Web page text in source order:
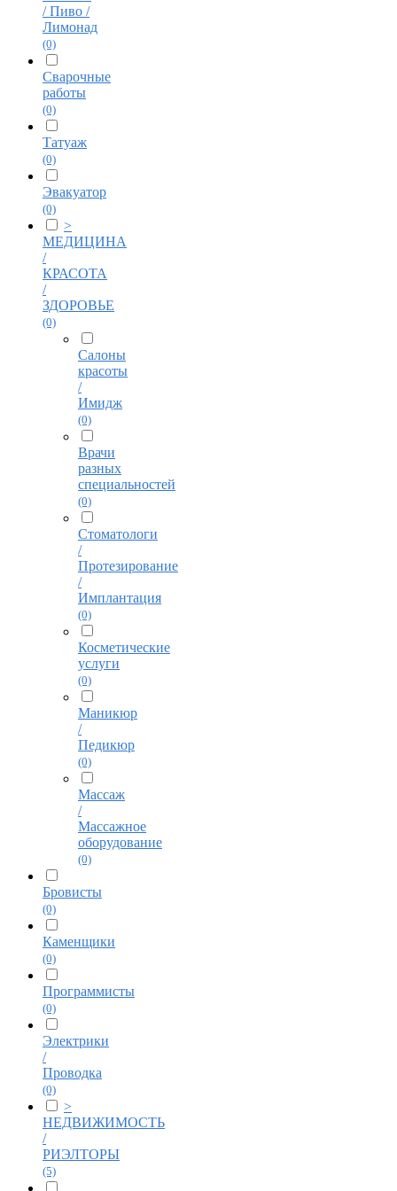
/ Пиво /
Лимонад
(0)
Сварочные
работы
(0)
Татуаж
(0)
Эвакуатор
(0)
>
МЕДИЦИНА
/
КРАСОТА
/
ЗДОРОВЬЕ
(0)
Салоны
красоты
/
Имидж
(0)
Врачи
разных
специальностей
(0)
Стоматологи
/
Протезирование
/
Имплантация
(0)
Косметические
услуги
(0)
Маникюр
/
Педикюр
(0)
Массаж
/
Массажное
оборудование
(0)
Бровисты
(0)
Каменщики
(0)
Программисты
(0)
Электрики
/
Проводка
(0)
>
НЕДВИЖИМОСТЬ
/
РИЭЛТОРЫ
(5)